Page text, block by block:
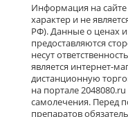
Информация на
характер и не
РФ). Данные о ценах и
предоставляются
несут
является интернет-
дистанционную
на портале
самолечения. Перед
препаратов